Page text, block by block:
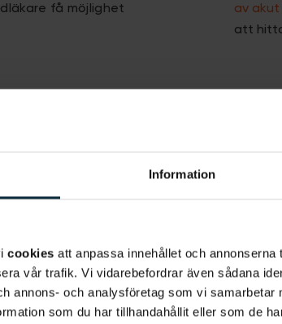
Information
cookies att anpassa innehållet och
vår trafik. Vi vidarebefordrar även sådana
annons- och analysföretag som vi
som du har tillhandahållit eller som de
få möjlighet
av
att
även
olika aktörer. Vi
specialisttandvård
samarbete med
Vi på
Våra